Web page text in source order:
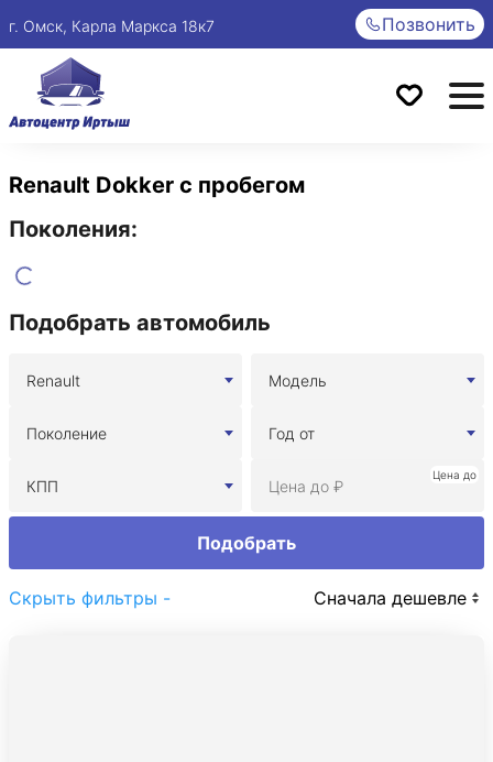
г. Омск, Карла Маркса 18к7 Позвонить
Renault Dokker с пробегом
Поколения:
Подобрать автомобиль
Renault Модель
Поколение Год от
КПП
Цена до
Подобрать
Скрыть фильтры - Сначала дешевле